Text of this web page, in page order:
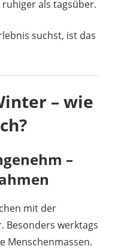
als tagsüber.
suchst, ist das
– wie
–
mit der
Besonders werktags
Menschenmassen.